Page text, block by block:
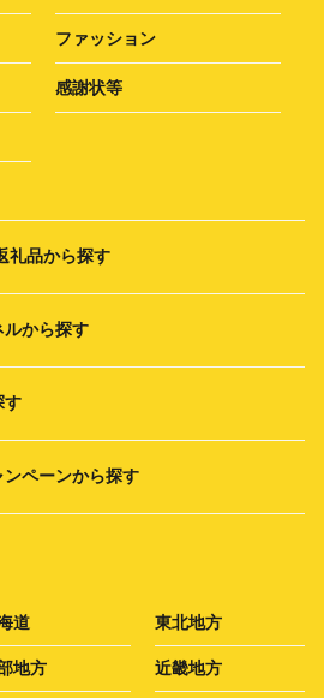
ファッション
感謝状等
礼品から探す
ルから探す
す
ペーンから探す
道 東北地方
地方 近畿地方